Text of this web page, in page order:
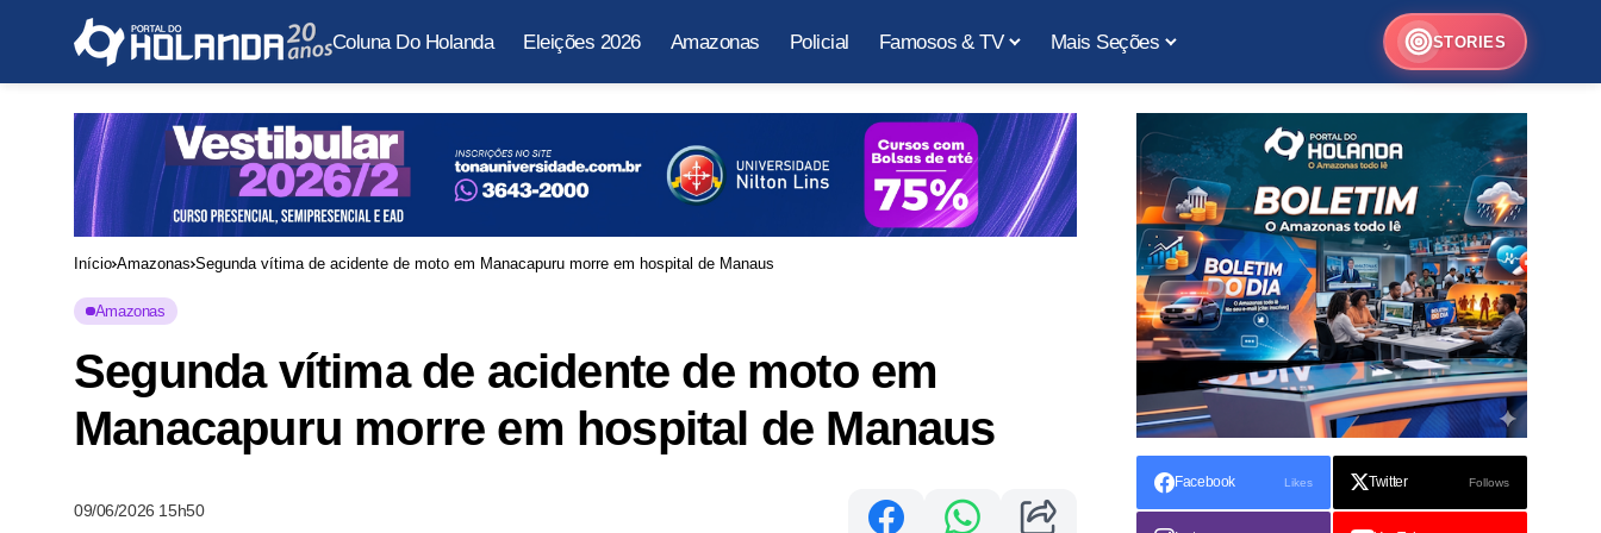
Coluna Do Holanda Eleições 2026 Amazonas Policial Famosos & TV Mais Seções STORIES
Início Amazonas Segunda vítima de acidente de moto em Manacapuru morre em hospital de Manaus
Amazonas
Segunda vítima de acidente de moto em
Manacapuru morre em hospital de Manaus
09/06/2026 15h50
Facebook Likes Twitter Follows